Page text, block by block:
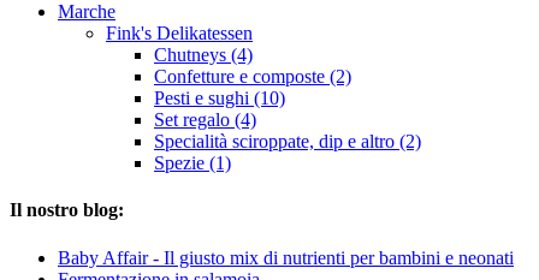
Marche
Fink's Delikatessen
Chutneys (4)
Confetture e composte (2)
Pesti e sughi (10)
Set regalo (4)
Specialità sciroppate, dip e altro (2)
Spezie (1)
Il nostro blog:
Baby Affair - Il giusto mix di nutrienti per bambini e neonati